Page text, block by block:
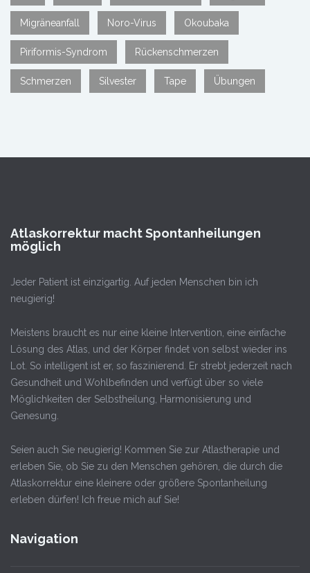
Migräneanfall Noro-Virus Okoubaka
Piriformis-Syndrom Rückenschmerzen
Schmerzen Silvester Tape Übungen
Atlaskorrektur macht Spontanheilungen
möglich
Jeder Patient ist einzigartig. Auf jeden Menschen bin ich
neugierig!
Meistens braucht es nur eine kleine Intervention, eine einfache
Lösung des Atlas, und der Körper findet von selbst wieder ins
Lot. So intelligent ist er, so faszinierend. Er strebt jederzeit nach
Gesundheit und Wohlbefinden und verfügt über so viele
Möglichkeiten der Selbstheilung, Harmonisierung und
Genesung.
Seien auch Sie neugierig! Kommen Sie zur Atlastherapie und
erleben Sie, ob Sie zu den Menschen gehören, die durch die
Atlaskorrektur eine kleinere oder größere Spontanheilung
erleben dürfen! Ich freue mich auf Sie!
Navigation